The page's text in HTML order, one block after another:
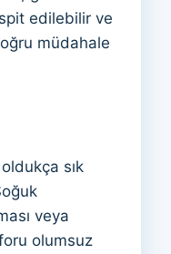
edilebilir ve
müdahale
sık
veya
olumsuz